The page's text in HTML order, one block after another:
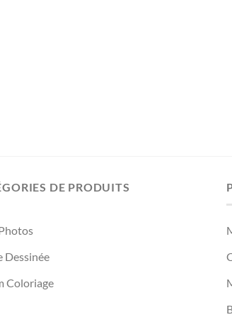
DE PRODUITS
Dessinée
Coloriage